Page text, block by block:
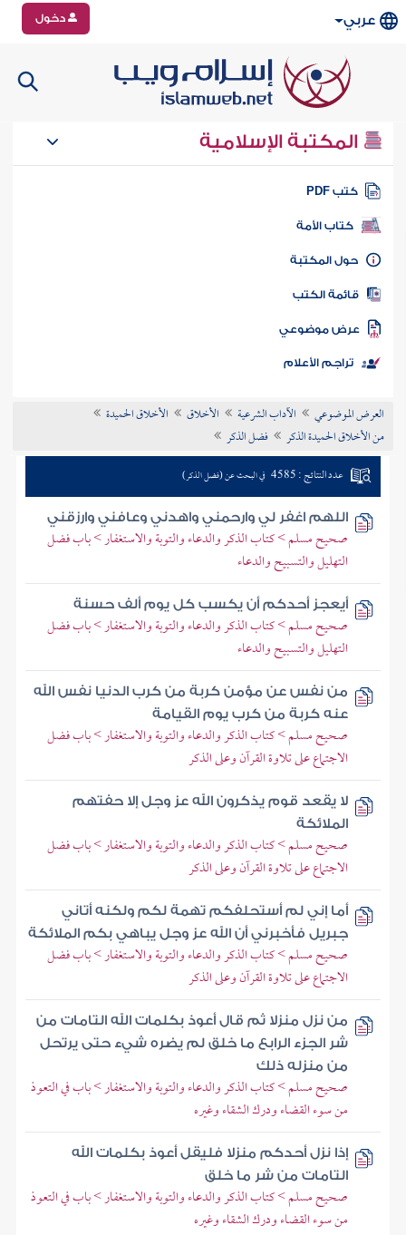
عربي دخول
المكتبة الإسلامية
كتب PDF
كتاب الأمة
المكتبة
الكتب
موضوعي
تراجم الأعلام
العرض الموضوعي الآداب الشرعية الأخلاق
الأخلاق الحميدة
من الأخلاق الحميدة الذكر
فضل الذكر
عدد النتائج : 4585 في البحث عن (فضل الذكر)
اللهم اغفر لي وارحمني واهدني وعافني وارزقني
صحيح مسلم > كتاب الذكر والدعاء والتوبة والاستغفار > باب فضل
التهليل والتسبيح والدعاء
أيعجز أحدكم أن يكسب كل يوم ألف حسنة
صحيح مسلم > كتاب الذكر والدعاء والتوبة والاستغفار > باب فضل
التهليل والتسبيح والدعاء
من نفس عن مؤمن كربة من كرب الدنيا نفس الله
عنه كربة من كرب يوم القيامة
صحيح مسلم > كتاب الذكر والدعاء والتوبة والاستغفار > باب فضل
الاجتماع على تلاوة القرآن وعلى الذكر
لا يقعد قوم يذكرون الله عز وجل إلا حفتهم
الملائكة
صحيح مسلم > كتاب الذكر والدعاء والتوبة والاستغفار > باب فضل
الاجتماع على تلاوة القرآن وعلى الذكر
أما إني لم أستحلفكم تهمة لكم ولكنه أتاني
جبريل فأخبرني أن الله عز وجل يباهي بكم الملائكة
صحيح مسلم > كتاب الذكر والدعاء والتوبة والاستغفار > باب فضل
الاجتماع على تلاوة القرآن وعلى الذكر
من نزل منزلا ثم قال أعوذ بكلمات الله التامات من
شر الجزء الرابع ما خلق لم يضره شيء حتى يرتحل
من منزله ذلك
صحيح مسلم > كتاب الذكر والدعاء والتوبة والاستغفار > باب في التعوذ
من سوء القضاء ودرك الشقاء وغيره
إذا نزل أحدكم منزلا فليقل أعوذ بكلمات الله
التامات من شر ما خلق
صحيح مسلم > كتاب الذكر والدعاء والتوبة والاستغفار > باب في التعوذ
من سوء القضاء ودرك الشقاء وغيره